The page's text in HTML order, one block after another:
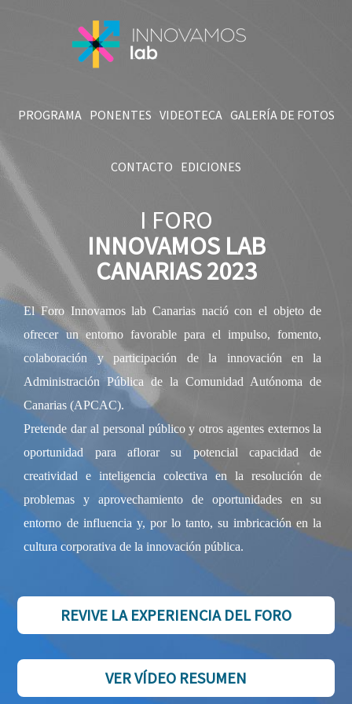
PROGRAMA PONENTES VIDEOTECA GALERÍA DE FOTOS
CONTACTO EDICIONES
I FORO
INNOVAMOS LAB
CANARIAS 2023
El Foro Innovamos lab Canarias nació con el objeto de
ofrecer un entorno favorable para el impulso, fomento,
colaboración y participación de la innovación en la
Administración Pública de la Comunidad Autónoma de
Canarias (APCAC).
Pretende dar al personal público y otros agentes externos la
oportunidad para aflorar su potencial capacidad de
creatividad e inteligencia colectiva en la resolución de
problemas y aprovechamiento de oportunidades en su
entorno de influencia y, por lo tanto, su imbricación en la
cultura corporativa de la innovación pública.
REVIVE LA EXPERIENCIA DEL FORO
VER VÍDEO RESUMEN